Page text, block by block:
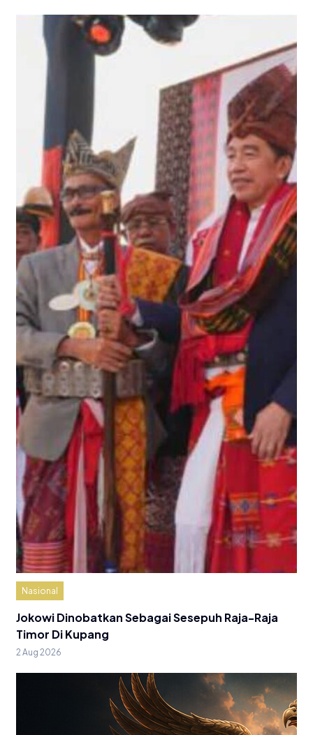
Nasional
Jokowi Dinobatkan Sebagai Sesepuh Raja-Raja
Timor Di Kupang
2 Aug 2026